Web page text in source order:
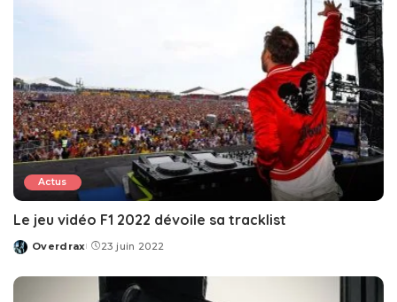
Actus
Le jeu vidéo F1 2022 dévoile sa tracklist
Posted
Overdrax 23 juin 2022